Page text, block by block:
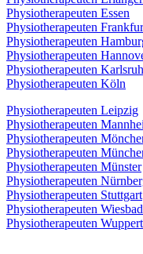
Physiotherapeuten Essen
Physiotherapeuten
Physiotherapeuten
Physiotherapeuten
Physiotherapeuten
Physiotherapeuten Köln
Physiotherapeuten Leipzig
Physiotherapeuten
Physiotherapeuten
Physiotherapeuten
Physiotherapeuten Münster
Physiotherapeuten
Physiotherapeuten Stuttgart
Physiotherapeuten
Physiotherapeuten